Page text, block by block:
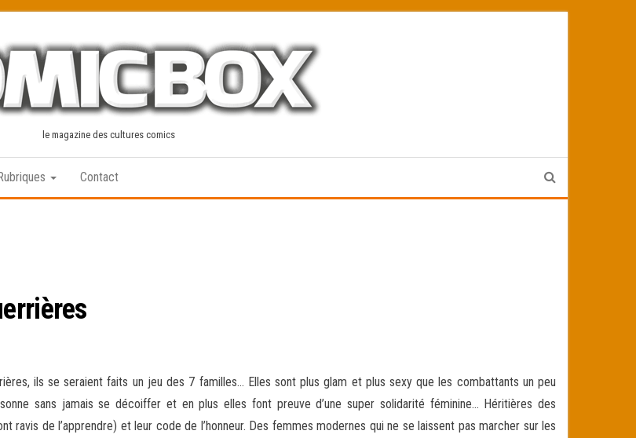
le magazine des cultures comics
Contact
ils se seraient faits un jeu des 7 familles… Elles sont plus glam et plus sexy que les combattants un peu
sans jamais se décoiffer et en plus elles font preuve d’une super solidarité féminine… Héritières des
ravis de l’apprendre) et leur code de l’honneur. Des femmes modernes qui ne se laissent pas marcher sur les